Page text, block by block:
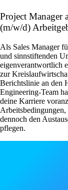
Project Manager
(m/w/d)
Als Sales Manager
und sinnstiftenden
eigenverantwortlich
zur
Berichtslinie an den
Engineering-Team
deine Karriere
dennoch den
pflegen.